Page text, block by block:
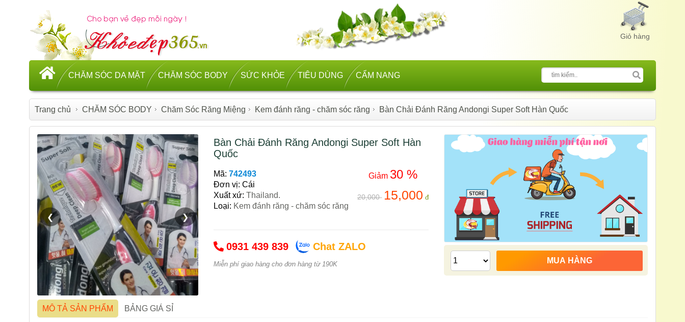
Giỏ hàng
CHĂM SÓC DA MẶT CHĂM SÓC BODY SỨC KHỎE TIÊU DÙNG CẨM NANG
Trang chủ CHĂM SÓC BODY Chăm Sóc Răng Miệng Kem đánh răng - chăm sóc răng Bàn Chải Đánh Răng Andongi Super Soft Hàn Quốc
❮ ❯
Bàn Chải Đánh Răng Andongi Super Soft Hàn
Quốc
Giảm 30 %
20,000 15,000 đ
Mã: 742493
Đơn vị: Cái
Xuất xứ: Thailand.
Loại: Kem đánh răng - chăm sóc răng
0931 439 839 Chat ZALO
Miễn phí giao hàng cho đơn hàng từ 190K
MÔ TẢ SẢN PHẨM BẢNG GIÁ SỈ